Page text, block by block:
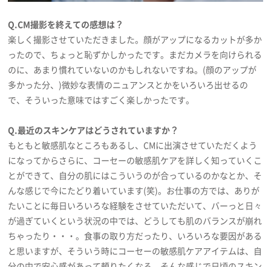
Q.CM撮影を終えての感想は？
楽しく撮影させていただきました。顔がアップになるカットが多か
ったので、ちょっと恥ずかしかったです。まだカメラを向けられる
のに、あまり慣れていないのかもしれないですね。(顔のアップが
多かった分、)微妙な表情のニュアンスとかをいろいろ出せるの
で、そういった意味ではすごく楽しかったです。
Q.最近のスキンケアはどうされていますか？
もともと敏感肌なところもあるし、CMに出演させていただくよう
になってからさらに、コーセーの敏感肌ケアを詳しく知っていくこ
とができて、自分の肌にはこういうのが合っているのかなとか、そ
んな感じで今にたどり着いています(笑)。お仕事の方では、ありが
たいことに毎日いろいろな経験をさせていただいて、バーっと日々
が過ぎていくという状況の中では、どうしても肌のバランスが崩れ
ちゃったり・・・。食事の取り方だったり、いろいろな要因がある
と思いますが、そういう時にコーセーの敏感肌ケアアイテムは、自